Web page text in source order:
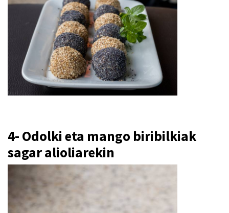
4- Odolki eta mango biribilkiak
sagar alioliarekin